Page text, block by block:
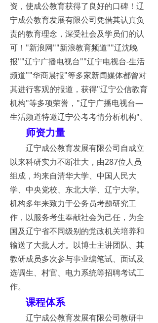
资，使成公教育获得了良好的口碑！辽
宁成公教育发展有限公司凭借其认真负
责的教育理念，深受社会及学员们的认
可！"新浪网""新浪教育频道""辽沈晚
报""辽宁广播电视台""辽宁电视台-生活
频道""华商晨报"等多家新闻媒体都曾对
其进行客观的报道，获得"辽宁公信教育
机构"等多项荣誉，"辽宁广播电视台—
生活频道特邀辽宁公考考情分析机构"。
师资力量
辽宁成公教育发展有限公司自成立
以来科研实力不断壮大，由287位人员
组成，均来自清华大学、中国人民大
学、中央党校、东北大学、辽宁大学。
机构多年来致力于公务员考题研究工
作，以服务考生奉献社会为己任，为全
国及辽宁省不同级别的党政机关培养和
输送了大批人才。以博士主讲团队、其
教研成员多次参与事业编笔试、面试及
选调生、村官、电力系统等招聘考试工
作。
课程体系
辽宁成公教育发展有限公司教研中